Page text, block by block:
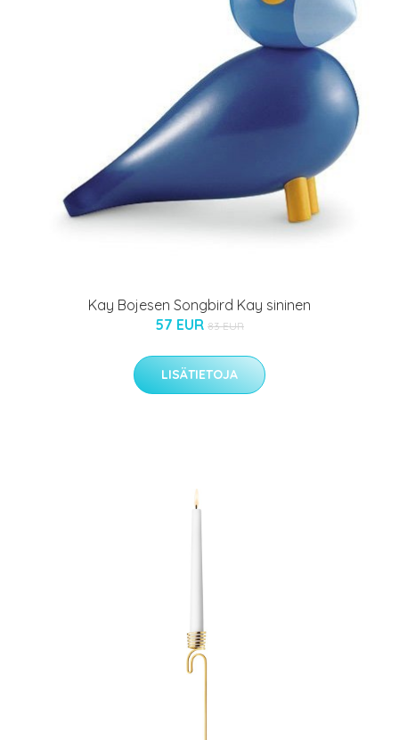
Kay Bojesen Songbird Kay sininen
57 EUR 83 EUR
LISÄTIETOJA